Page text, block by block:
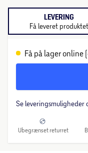
LEVERING
Få leveret produktet
Få på lager online
Se leveringsmuligheder
Ubegrænset returret